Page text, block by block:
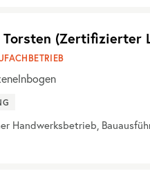
(Zertifizierter
Handwerksbetrieb,